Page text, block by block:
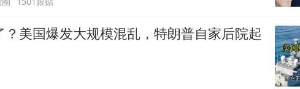
？美国爆发大规模混乱，特朗普自家后院起